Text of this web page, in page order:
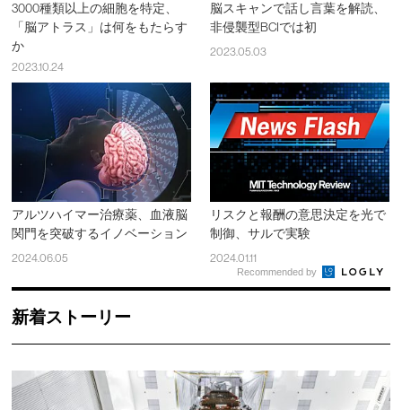
3000種類以上の細胞を特定、
「脳アトラス」は何をもたらす
か
2023.10.24
脳スキャンで話し言葉を解読、
非侵襲型BCIでは初
2023.05.03
アルツハイマー治療薬、血液脳
関門を突破するイノベーション
2024.06.05
リスクと報酬の意思決定を光で
制御、サルで実験
2024.01.11
Recommended by
新着ストーリー